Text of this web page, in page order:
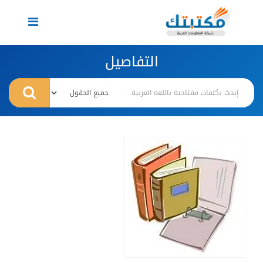
Toggle
navigation
التفاصيل